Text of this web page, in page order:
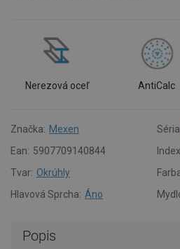
Nerezová oceľ AntiCalc
Značka: Mexen
Ean: 5907709140844
Tvar: Okrúhly
Hlavová Sprcha: Áno
Popis